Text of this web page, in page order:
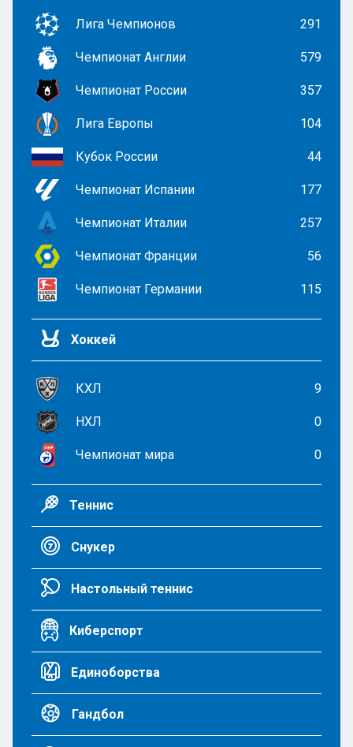
Лига Чемпионов 291
Чемпионат Англии 579
Чемпионат России 357
Лига Европы 104
Кубок России 44
Чемпионат Испании 177
Чемпионат Италии 257
Чемпионат Франции 56
Чемпионат Германии 115
Хоккей
КХЛ 9
НХЛ 0
Чемпионат мира 0
Теннис
Снукер
Настольный теннис
Киберспорт
Единоборства
Гандбол